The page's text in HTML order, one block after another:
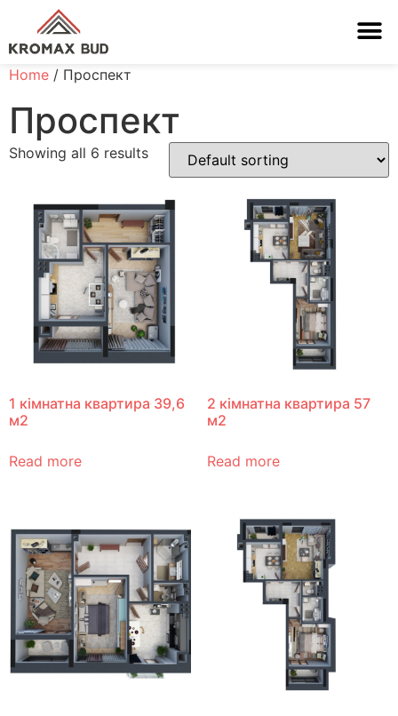
Home / Проспект
Проспект
Showing all 6 results
1 кімнатна квартира 39,6
м2
Read more
2 кімнатна квартира 57
м2
Read more